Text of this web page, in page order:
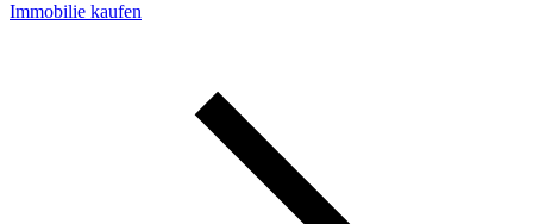
Immobilie kaufen